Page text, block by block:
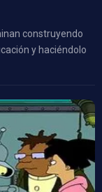
construyendo
y haciéndolo